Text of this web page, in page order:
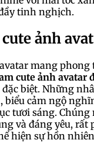
tinh nghịch.
ảnh
mang phong
cute ảnh avatar
đặc biệt. Những
biểu cảm ngộ
tươi sáng. Chúng
và đáng yêu, rất
hiện sự hồn